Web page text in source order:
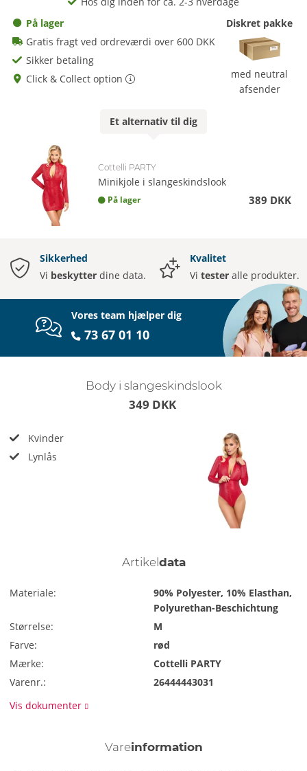
På lager
Gratis fragt ved ordreværdi over 600 DKK
Sikker betaling
Click & Collect option
Diskret pakke
med neutral
afsender
Et alternativ til dig
Cottelli PARTY
Minikjole i slangeskindslook
På lager 389 DKK
Sikkerhed
Vi beskytter dine data.
Kvalitet
Vi tester alle produkter.
Vores team hjælper dig
73 67 01 10
Body i slangeskindslook
349 DKK
Kvinder
Lynlås
Artikeldata
Materiale:
90% Polyester, 10% Elasthan,
Polyurethan-Beschichtung
Størrelse:
M
Farve:
rød
Mærke:
Cottelli PARTY
Varenr.:
26444443031
Vis dokumenter
Vareinformation